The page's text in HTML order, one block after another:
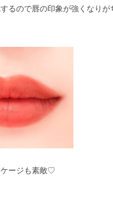
るので唇の印象が強くなりが
ケージも素敵♡